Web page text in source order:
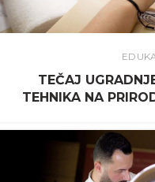
TEČAJ
TEHNIKA NA